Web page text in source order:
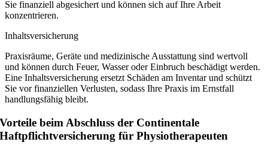
Sie finanziell abgesichert und können sich auf Ihre Arbeit
konzentrieren.
Inhaltsversicherung
Praxisräume, Geräte und medizinische Ausstattung sind wertvoll
und können durch Feuer, Wasser oder Einbruch beschädigt werden.
Eine Inhaltsversicherung ersetzt Schäden am Inventar und schützt
Sie vor finanziellen Verlusten, sodass Ihre Praxis im Ernstfall
handlungsfähig bleibt.
Vorteile beim Abschluss der Continentale
Haftpflichtversicherung für Physiotherapeuten